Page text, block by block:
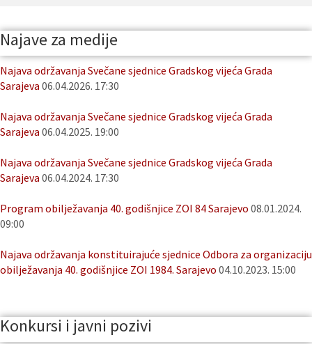
Najave za medije
Najava održavanja Svečane sjednice Gradskog vijeća Grada
Sarajeva 06.04.2026. 17:30
Najava održavanja Svečane sjednice Gradskog vijeća Grada
Sarajeva 06.04.2025. 19:00
Najava održavanja Svečane sjednice Gradskog vijeća Grada
Sarajeva 06.04.2024. 17:30
Program obilježavanja 40. godišnjice ZOI 84 Sarajevo 08.01.2024.
09:00
Najava održavanja konstituirajuće sjednice Odbora za organizaciju
obilježavanja 40. godišnjice ZOI 1984. Sarajevo 04.10.2023. 15:00
Konkursi i javni pozivi